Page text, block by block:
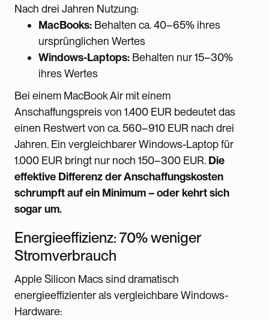
Nach drei Jahren Nutzung:
MacBooks: Behalten ca. 40–65% ihres
ursprünglichen Wertes
Windows-Laptops: Behalten nur 15–30%
ihres Wertes
Bei einem MacBook Air mit einem
Anschaffungspreis von 1.400 EUR bedeutet das
einen Restwert von ca. 560–910 EUR nach drei
Jahren. Ein vergleichbarer Windows-Laptop für
1.000 EUR bringt nur noch 150–300 EUR. Die
effektive Differenz der Anschaffungskosten
schrumpft auf ein Minimum – oder kehrt sich
sogar um.
Energieeffizienz: 70% weniger
Stromverbrauch
Apple Silicon Macs sind dramatisch
energieeffizienter als vergleichbare Windows-
Hardware: